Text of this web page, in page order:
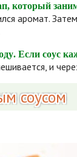
который
аромат.
Если соус
и
соусом